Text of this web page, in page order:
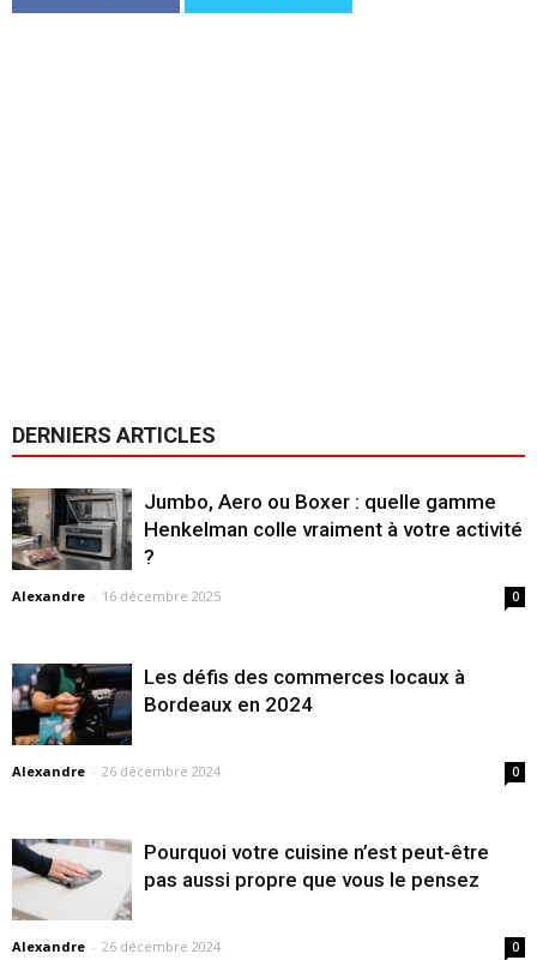
DERNIERS ARTICLES
Jumbo, Aero ou Boxer : quelle gamme
Henkelman colle vraiment à votre activité
?
Alexandre - 16 décembre 2025 0
Les défis des commerces locaux à
Bordeaux en 2024
Alexandre - 26 décembre 2024 0
Pourquoi votre cuisine n’est peut-être
pas aussi propre que vous le pensez
Alexandre - 26 décembre 2024 0